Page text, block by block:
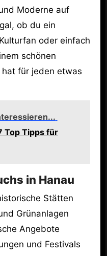
Moderne auf
ob du ein
oder einfach
schönen
für jeden etwas
Top Tipps für
in Hanau
Stätten
Grünanlagen
Angebote
und Festivals